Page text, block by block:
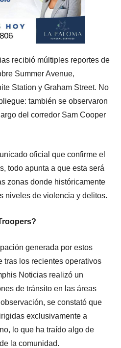
recibió múltiples reportes de
Summer Avenue,
Station y Graham Street. No
también se observaron
del corredor Sam Cooper
oficial que confirme el
todo apunta a que esta será
zonas donde históricamente
niveles de violencia y delitos.
generada por estos
tras los recientes operativos
Noticias realizó un
de tránsito en las áreas
se constató que
exclusivamente a
lo que ha traído algo de
la comunidad.